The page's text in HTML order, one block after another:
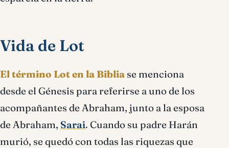
Vida de Lot
El término Lot en la Biblia se menciona
desde el Génesis para referirse a uno de los
acompañantes de Abraham, junto a la esposa
de Abraham, Sarai. Cuando su padre Harán
murió, se quedó con todas las riquezas que